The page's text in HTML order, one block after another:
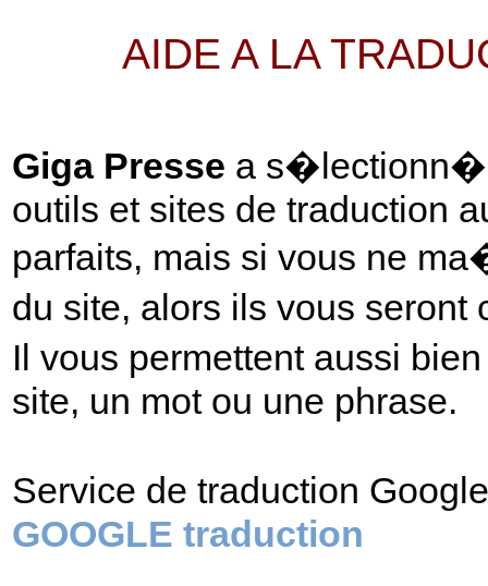
AIDE A LA
Giga Presse a s�lectionn�
outils et sites de traduction
parfaits, mais si vous ne
du site, alors ils vous
Il vous permettent aussi
site, un mot ou une phrase.
Service de traduction
GOOGLE traduction